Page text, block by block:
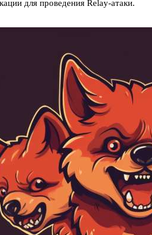
для проведения Relay-атаки.